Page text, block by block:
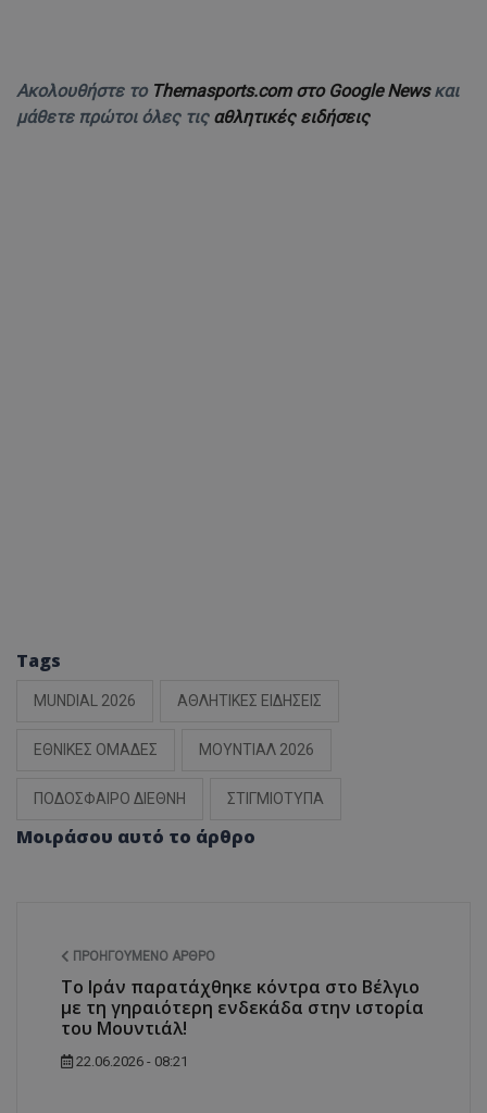
Ακολουθήστε το Themasports.com στο Google Newsκαι
μάθετε πρώτοι όλες τις αθλητικές ειδήσεις
Tags
MUNDIAL 2026 ΑΘΛΗΤΙΚΕΣ ΕΙΔΗΣΕΙΣ
ΕΘΝΙΚΕΣ ΟΜΑΔΕΣ ΜΟΥΝΤΙΑΛ 2026
ΠΟΔΟΣΦΑΙΡΟ ΔΙΕΘΝΗ ΣΤΙΓΜΙΟΤΥΠΑ
Μοιράσου αυτό το άρθρο
ΠΡΟΗΓΟΎΜΕΝΟ ΆΡΘΡΟ
Το Ιράν παρατάχθηκε κόντρα στο Βέλγιο
με τη γηραιότερη ενδεκάδα στην ιστορία
του Μουντιάλ!
22.06.2026 - 08:21